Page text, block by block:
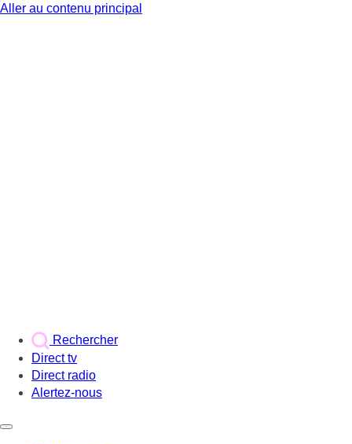
Aller au contenu principal
Rechercher
Direct tv
Direct radio
Alertez-nous